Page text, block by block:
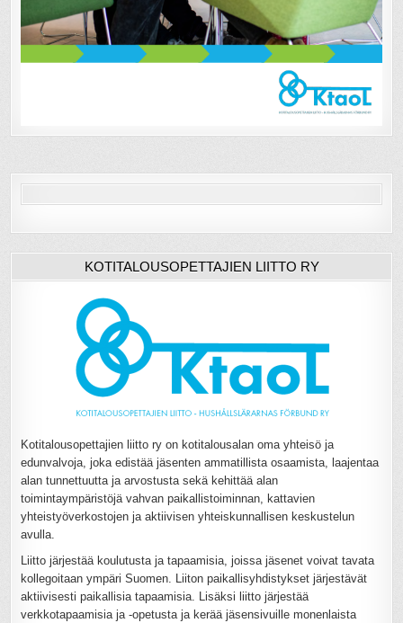
KOTITALOUSOPETTAJIEN LIITTO RY
Kotitalousopettajien liitto ry on kotitalousalan oma yhteisö ja
edunvalvoja, joka edistää jäsenten ammatillista osaamista, laajentaa
alan tunnettuutta ja arvostusta sekä kehittää alan
toimintaympäristöjä vahvan paikallistoiminnan, kattavien
yhteistyöverkostojen ja aktiivisen yhteiskunnallisen keskustelun
avulla.
Liitto järjestää koulutusta ja tapaamisia, joissa jäsenet voivat tavata
kollegoitaan ympäri Suomen. Liiton paikallisyhdistykset järjestävät
aktiivisesti paikallisia tapaamisia. Lisäksi liitto järjestää
verkkotapaamisia ja -opetusta ja kerää jäsensivuille monenlaista